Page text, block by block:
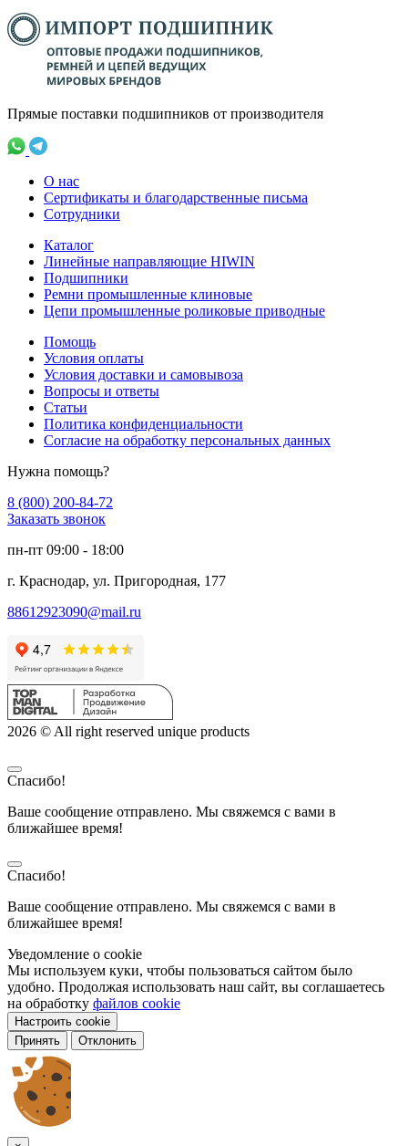
Прямые поставки подшипников от производителя
О нас
Сертификаты и благодарственные письма
Сотрудники
Каталог
Линейные направляющие HIWIN
Подшипники
Ремни промышленные клиновые
Цепи промышленные роликовые приводные
Помощь
Условия оплаты
Условия доставки и самовывоза
Вопросы и ответы
Статьи
Политика конфиденциальности
Согласие на обработку персональных данных
Нужна помощь?
8 (800) 200-84-72
Заказать звонок
пн-пт 09:00 - 18:00
г. Краснодар, ул. Пригородная, 177
88612923090@mail.ru
2026 © All right reserved unique products
Спасибо!
Ваше сообщение отправлено. Мы свяжемся с вами в
ближайшее время!
Спасибо!
Ваше сообщение отправлено. Мы свяжемся с вами в
ближайшее время!
Уведомление о cookie
Мы используем куки, чтобы пользоваться сайтом было
удобно. Продолжая использовать наш сайт, вы соглашаетесь
на обработку файлов cookie
Настроить cookie
Принять
Отклонить